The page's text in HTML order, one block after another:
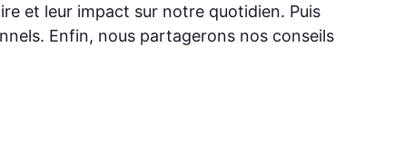
et leur impact sur notre quotidien. Puis
Enfin, nous partagerons nos conseils